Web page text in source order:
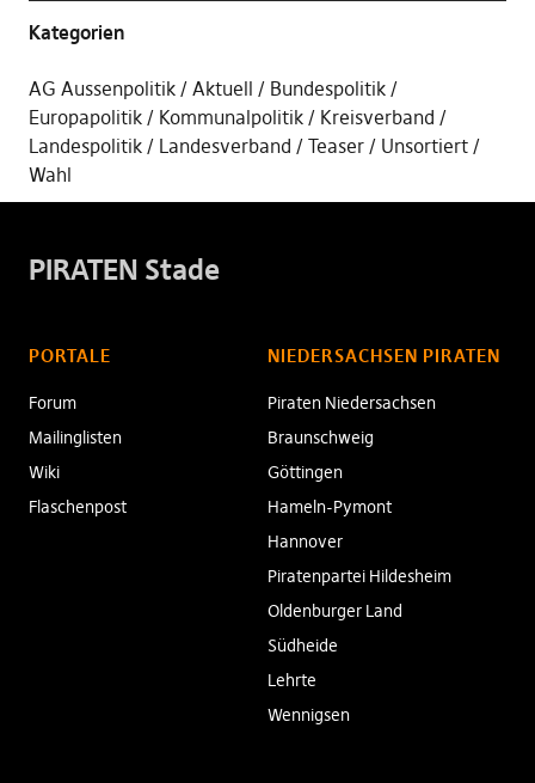
Kategorien
AG Aussenpolitik Aktuell
Bundespolitik
Europapolitik
Kommunalpolitik
Kreisverband
Landespolitik
Landesverband Teaser
Unsortiert
Wahl
PIRATEN Stade
PORTALE
Forum
Mailinglisten
Wiki
Flaschenpost
NIEDERSACHSEN PIRATEN
Piraten Niedersachsen
Braunschweig
Göttingen
Hameln-Pymont
Hannover
Piratenpartei Hildesheim
Oldenburger Land
Südheide
Lehrte
Wennigsen